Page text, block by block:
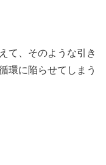
て、そのような引き
環に陥らせてしまう